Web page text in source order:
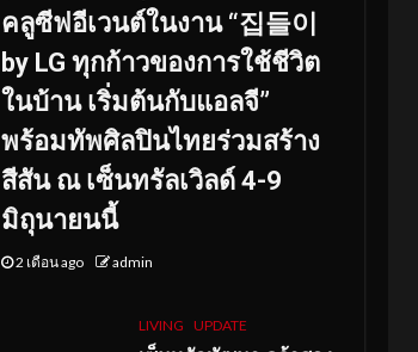
คลูซีฟอีเวนต์ในงาน “집들이
by LG ทุกก้าวของการใช้ชีวิต
ในบ้าน เริ่มต้นกับแอลจี”
พร้อมทัพศิลปินไทยร่วมสร้าง
สีสัน ณ เซ็นทรัลเวิลด์ 4-9
มิถุนายนนี้
2 เดือน ago admin
LIVING UPDATE